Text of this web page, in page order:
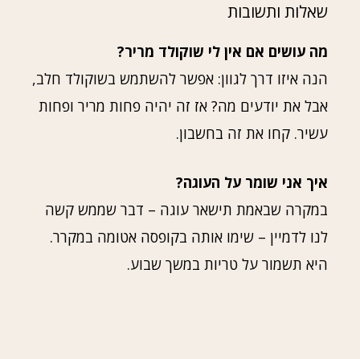
שאלות ותשובות
מה עושים אם אין לי שוקולד מריר?
הנה איזו דרך לגוון: אפשר להשתמש בשוקולד חלב,
אבל את יודעים מה? אז זה יהיה פחות מריר ופחות
עשיר. קחו את זה בחשבון.
איך אני שומר על העוגה?
במקרה שבאמת תישאר עוגה – דבר שממש קשה
לנו לדמיין – שימו אותה בקופסה אטומה במקרר.
היא תשמור על טריות במשך שבוע.